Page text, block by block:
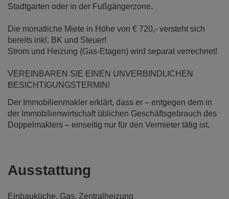
Stadtgarten oder in der Fußgängerzone.
Die monatliche Miete in Höhe von € 720,- versteht sich
bereits inkl. BK und Steuer!
Strom und Heizung (Gas-Etagen) wird separat verrechnet!
VEREINBAREN SIE EINEN UNVERBINDLICHEN
BESICHTIGUNGSTERMIN!
Der Immobilienmakler erklärt, dass er – entgegen dem in
der Immobilienwirtschaft üblichen Geschäftsgebrauch des
Doppelmaklers – einseitig nur für den Vermieter tätig ist.
Ausstattung
Einbauküche Gas Zentralheizung